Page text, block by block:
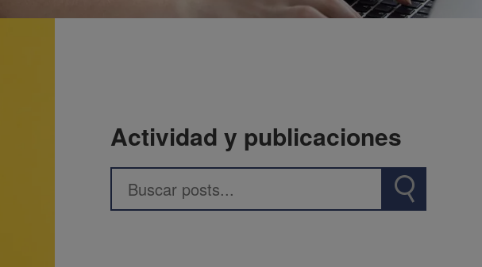
Actividad y publicaciones